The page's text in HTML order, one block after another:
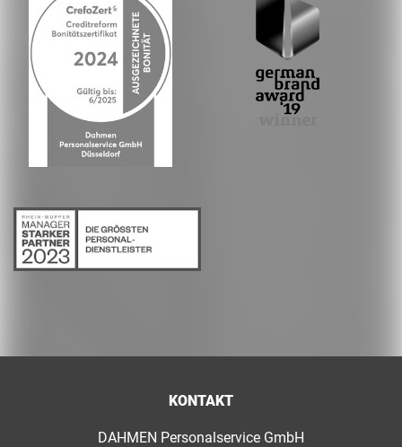
KONTAKT
DAHMEN Personalservice GmbH